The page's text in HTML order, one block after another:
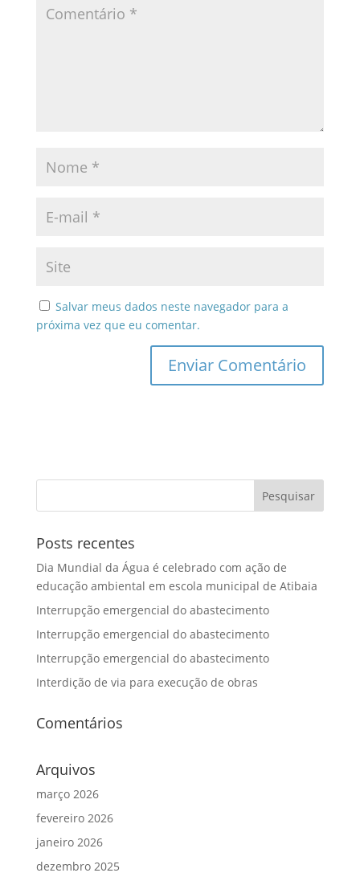
Salvar meus dados neste navegador para a
próxima vez que eu comentar.
Posts recentes
Dia Mundial da Água é celebrado com ação de
educação ambiental em escola municipal de Atibaia
Interrupção emergencial do abastecimento
Interrupção emergencial do abastecimento
Interrupção emergencial do abastecimento
Interdição de via para execução de obras
Comentários
Arquivos
março 2026
fevereiro 2026
janeiro 2026
dezembro 2025